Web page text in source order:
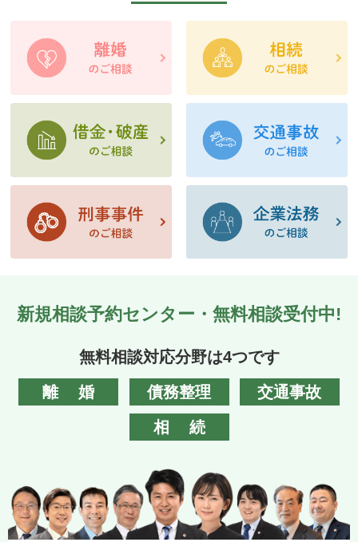
新規相談予約センター・無料相談受付中!
無料相談対応分野は4つです
離婚
債務整理
交通事故
相続